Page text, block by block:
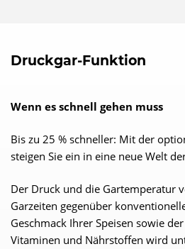
Druckgar-Funktion
Wenn es schnell gehen muss
Bis zu 25 % schneller: Mit der
steigen Sie ein in eine neue Welt
Der Druck und die Gartemperatur
Garzeiten gegenüber
Geschmack Ihrer Speisen sowie
Vitaminen und Nährstoffen wird